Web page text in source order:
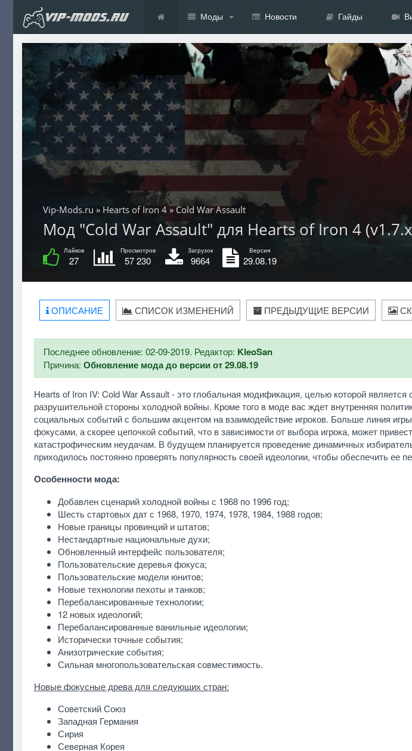
Моды Новости Гайды
Vip-Mods.ru » Hearts of Iron 4» Cold War Assault
Мод "Cold War Assault" для Hearts of Iron 4
Лайков
27
Просмотров
57 230
Загрузок
9664
Версия
29.08.19
ОПИСАНИЕ СПИСОК ИЗМЕНЕНИЙ ПРЕДЫДУЩИЕ ВЕРСИИ
Последнее обновление: 02-09-2019. Редактор: KleoSan
Причина: Обновление мода до версии от 29.08.19
Hearts of Iron IV: Cold War Assault - это глобальная модификация, целью которой
разрушительной стороны холодной войны. Кроме того в моде вас ждет внутренняя
социальных событий с большим акцентом на взаимодействие игроков. Больше линия
фокусами, а скорее цепочкой событий, что в зависимости от выбора игрока, может
катастрофическим неудачам. В будущем планируется проведение динамичных
приходилось постоянно проверять популярность своей идеологии, чтобы обеспечить ее
Особенности мода:
Добавлен сценарий холодной войны с 1968 по 1996 год;
Шесть стартовых дат с 1968, 1970, 1974, 1978, 1984, 1988 годов;
Новые границы провинций и штатов;
Нестандартные национальные духи;
Обновленный интерфейс пользователя;
Пользовательские деревья фокуса;
Пользовательские модели юнитов;
Новые технологии пехоты и танков;
Перебалансированные технологии;
12 новых идеологий;
Перебалансированные ванильные идеологии;
Исторически точные события;
Анизотрические события;
Сильная многопользовательская совместимость.
Новые фокусные древа для следующих стран:
Советский Союз
Западная Германия
Сирия
Северная Корея